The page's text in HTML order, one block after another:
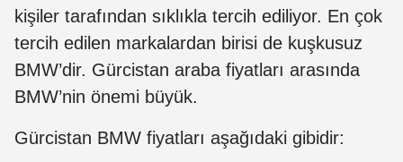
kişiler tarafından sıklıkla tercih ediliyor. En çok
tercih edilen markalardan birisi de kuşkusuz
BMW’dir. Gürcistan araba fiyatları arasında
BMW’nin önemi büyük.
Gürcistan BMW fiyatları aşağıdaki gibidir: